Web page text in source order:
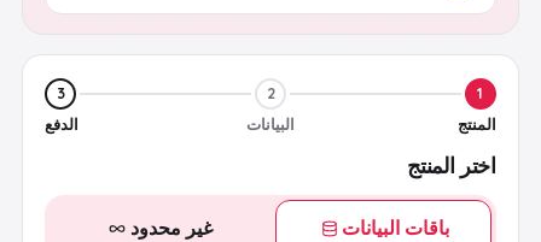
1
المنتج
2
البيانات
3
الدفع
اختر المنتج
باقات البيانات غير محدود